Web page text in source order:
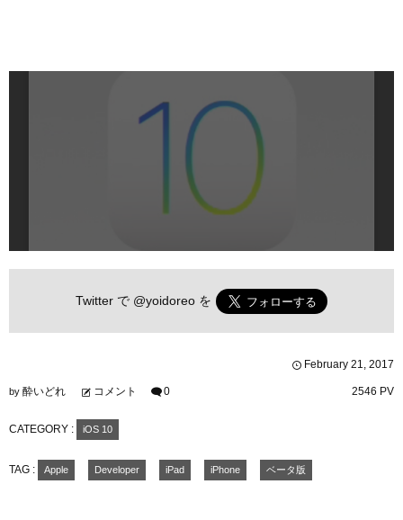
Twitter で @yoidoreo を
February 21, 2017
by 酔いどれ コメント 0 2546 PV
CATEGORY : iOS 10
TAG : Apple Developer iPad iPhone ベータ版